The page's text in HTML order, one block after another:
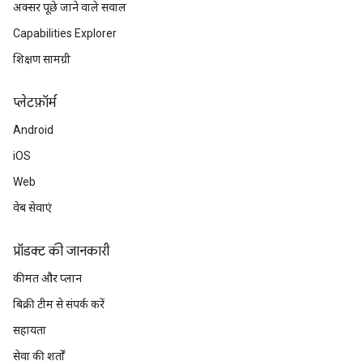
अक्सर पूछे जाने वाले सवाल
Capabilities Explorer
शिक्षण सामग्री
प्‍लेटफ़ॉर्म
Android
iOS
Web
वेब सेवाएं
प्रॉडक्ट की जानकारी
कीमत और प्लान
बिक्री टीम से संपर्क करें
सहायता
सेवा की शर्तों